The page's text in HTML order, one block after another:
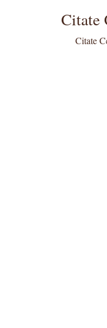
Citate
Citate